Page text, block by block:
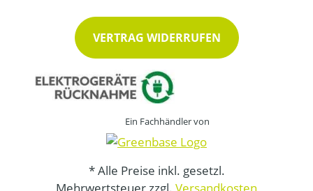
VERTRAG WIDERRUFEN
Ein Fachhändler von
* Alle Preise inkl. gesetzl.